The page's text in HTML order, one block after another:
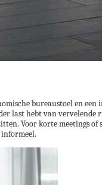
bureaustoel en een
last hebt van vervelende
Voor korte meetings of